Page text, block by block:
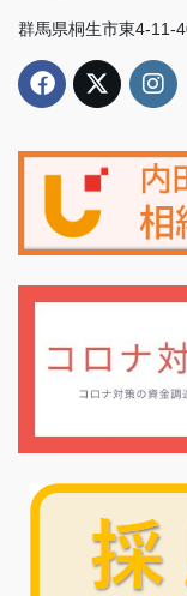
群馬県桐生市東4-11-